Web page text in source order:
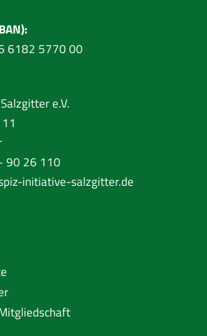
6182 5770 00
e.V.
90 26 110
initiative-salzgitter.de